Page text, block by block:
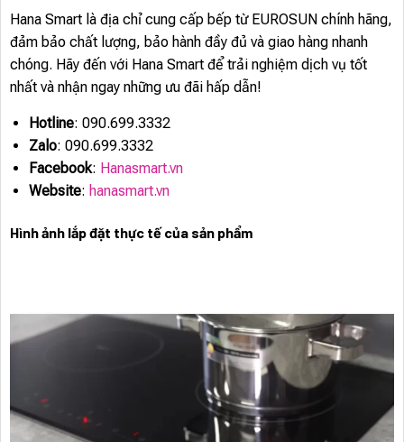
Hana Smart là địa chỉ cung cấp bếp từ EUROSUN chính hãng,
đảm bảo chất lượng, bảo hành đầy đủ và giao hàng nhanh
chóng. Hãy đến với Hana Smart để trải nghiệm dịch vụ tốt
nhất và nhận ngay những ưu đãi hấp dẫn!
Hotline: 090.699.3332
Zalo: 090.699.3332
Facebook: Hanasmart.vn
Website: hanasmart.vn
Hình ảnh lắp đặt thực tế của sản phẩm